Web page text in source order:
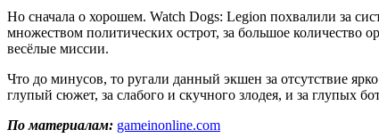
Но сначала о хорошем. Watch Dogs: Legion похвалили за
множеством политических острот, за большое количество
весёлые миссии.
Что до минусов, то ругали данный экшен за отсутствие
глупый сюжет, за слабого и скучного злодея, и за глупых
По материалам: gameinonline.com